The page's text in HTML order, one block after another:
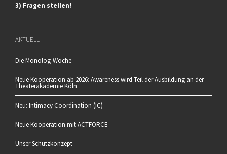
3) Fragen stellen!
AKTUELL
Die Monolog-Woche
Neue Kooperation ab 2026: Awareness wird Teil der Ausbildung an der
Theaterakademie Köln
Neu: Intimacy Coordination (IC)
Neue Kooperation mit ACTFORCE
Unser Schutzkonzept